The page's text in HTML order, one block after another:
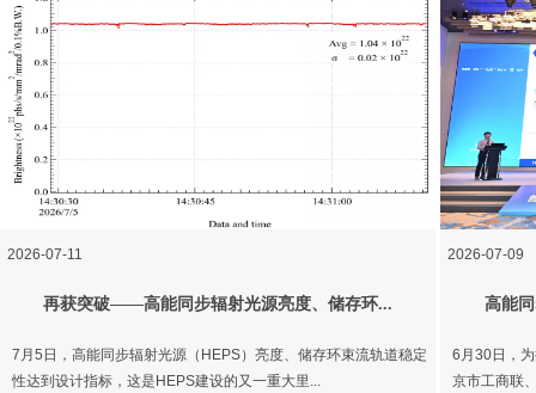
2026-07-11
再获突破——高能同步辐射光源亮度、储存环...
7月5日，高能同步辐射光源（HEPS）亮度、储存环束流轨道稳定
性达到设计指标，这是HEPS建设的又一重大里...
2026-07-09
高能
6月30日，
京市工商联